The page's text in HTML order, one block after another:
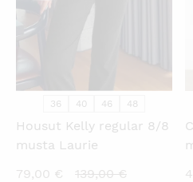
36 40 46 48
Housut Kelly regular 8/8
musta Laurie
79,00 €
Nykyinen
139,00€